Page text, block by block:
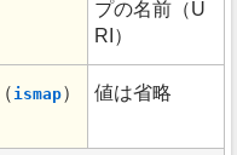
プの名前（U
RI）
（ ismap） 値は省略